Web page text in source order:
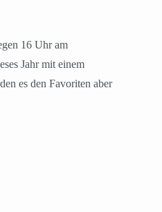
16 Uhr am
Jahr mit einem
es den Favoriten aber